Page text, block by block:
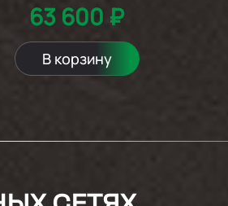
63 600 ₽
В корзину